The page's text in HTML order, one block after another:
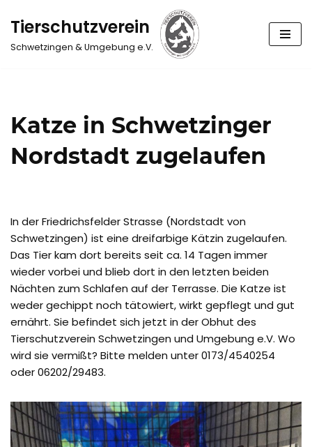
Zum
Inhalt
Tierschutzverein
Schwetzingen & Umgebung e.V.
Katze in Schwetzinger
Nordstadt zugelaufen
In der Friedrichsfelder Strasse (Nordstadt von
Schwetzingen) ist eine dreifarbige Kätzin zugelaufen.
Das Tier kam dort bereits seit ca. 14 Tagen immer
wieder vorbei und blieb dort in den letzten beiden
Nächten zum Schlafen auf der Terrasse. Die Katze ist
weder gechippt noch tätowiert, wirkt gepflegt und gut
ernährt. Sie befindet sich jetzt in der Obhut des
Tierschutzverein Schwetzingen und Umgebung e.V. Wo
wird sie vermißt? Bitte melden unter 0173/4540254
oder 06202/29483.